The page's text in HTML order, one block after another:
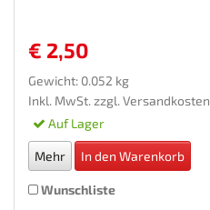
€ 2,50
Gewicht: 0.052 kg
Inkl. MwSt. zzgl. Versandkosten
Auf Lager
Mehr In den Warenkorb
Wunschliste